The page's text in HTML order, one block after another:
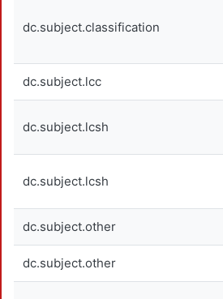
dc.subject.classification
dc.subject.lcc
dc.subject.lcsh
dc.subject.lcsh
dc.subject.other
dc.subject.other